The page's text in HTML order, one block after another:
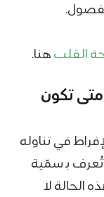
القلب هنا.
تكون
في تناوله
تُعرف بـ سمّية
الحالة لا